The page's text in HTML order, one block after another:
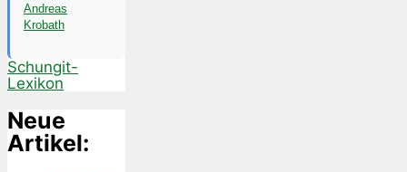
Andreas
Krobath
Schungit-
Lexikon
Neue
Artikel: